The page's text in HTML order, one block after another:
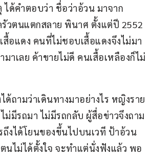
ด้คำตอบว่า ชื่อว่าอ้วน มาจาก
วตนแตกสลาย พินาศ ตั้งแต่ปี 2552
สื้อแดง คนที่ไม่ชอบเสื้อแดงจึงไม่มา
มาเลย ค้าขายไม่ดี คนเสื้อเหลืองก็ไม่
ด้ถามว่าเดินทางมาอย่างไร หญิงราย
ม่มีรถมา ไม่มีรถกลับ ผู้สื่อข่าวจึงถาม
ถึงได้โยนของขึ้นไปบนเวที ป้าอ้วน
นไม่ได้ตั้งใจ จะทำแต่นั่งฟังแล้ว พอ